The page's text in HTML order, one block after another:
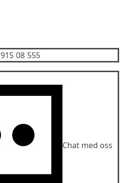
915 08 555
Chat med oss